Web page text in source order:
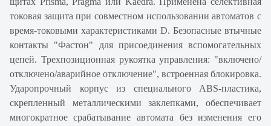
токовая защита при совместном использовании автоматов с
время-токовыми характеристиками D. Безопасные втычные
контакты "Фастон" для присоединения вспомогательных
цепей. Трехпозиционная рукоятка управления: "включено/
отключено/аварийное отключение", встроенная блокировка.
Ударопрочный корпус из специального ABS-пластика,
скрепленный металлическими заклепками, обеспечивает
многократное срабатывание автомата без изменения его